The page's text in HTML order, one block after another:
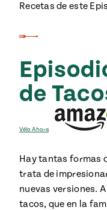
Recetas de este
de
Vélo Ahora
Hay tantas formas
trata de
nuevas versiones.
tacos, que en la